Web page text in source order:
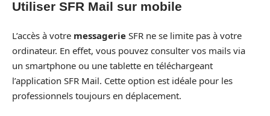
Utiliser SFR Mail sur mobile
L’accès à votre messagerie SFR ne se limite pas à votre
ordinateur. En effet, vous pouvez consulter vos mails via
un smartphone ou une tablette en téléchargeant
l’application SFR Mail. Cette option est idéale pour les
professionnels toujours en déplacement.